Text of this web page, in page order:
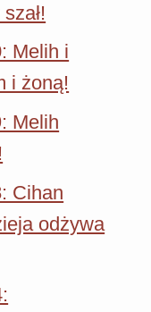
Melih i
i żoną!
Melih
Cihan
odżywa